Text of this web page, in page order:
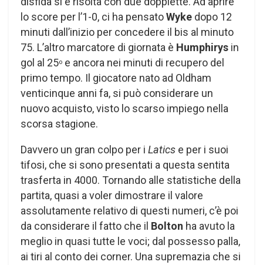
lo score per l’1-0, ci ha pensatoWyke dopo 12
minuti dall’inizio per concedere il bis al minuto
75. L’altro marcatore di giornata è Humphirys in
gol al 25o e ancora nei minuti di recupero del
primo tempo. Il giocatore nato ad Oldham
venticinque anni fa, si può considerare un
nuovo acquisto, visto lo scarso impiego nella
scorsa stagione.
Davvero un gran colpo per i Latics e per i suoi
tifosi, che si sono presentati a questa sentita
trasferta in 4000. Tornando alle statistiche della
partita, quasi a voler dimostrare il valore
assolutamente relativo di questi numeri, c’è poi
da considerare il fatto che il Bolton ha avuto la
meglio in quasi tutte le voci; dal possesso palla,
ai tiri al conto dei corner. Una supremazia che si